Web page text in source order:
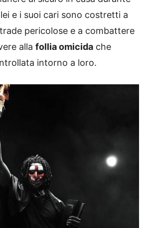
lei e i suoi cari sono costretti a
pericolose e a combattere
alla follia omicida che
intorno a loro.